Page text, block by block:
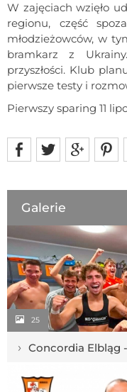
W zajęciach wzięło
regionu, część
młodzieżowców, w
bramkarz z
przyszłości. Klub
pierwsze testy i
Pierwszy sparing 11
Galerie
25
› Concordia Elbląg